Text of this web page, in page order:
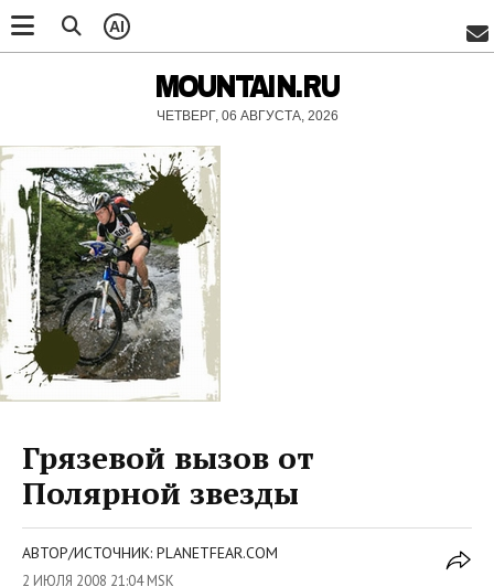
AI
MOUNTAIN.RU
ЧЕТВЕРГ, 06 АВГУСТА, 2026
Грязевой вызов от
Полярной звезды
АВТОР/ИСТОЧНИК: PLANETFEAR.COM
2 ИЮЛЯ 2008 21:04 MSK